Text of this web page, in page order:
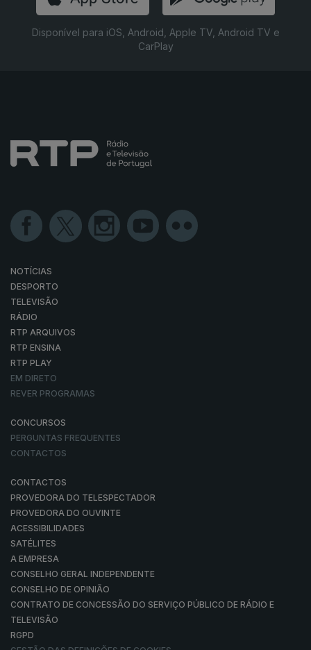
Disponível para iOS, Android, Apple TV, Android TV e
CarPlay
NOTÍCIAS
DESPORTO
TELEVISÃO
RÁDIO
RTP ARQUIVOS
RTP ENSINA
RTP PLAY
EM DIRETO
REVER PROGRAMAS
CONCURSOS
PERGUNTAS FREQUENTES
CONTACTOS
CONTACTOS
PROVEDORA DO TELESPECTADOR
PROVEDORA DO OUVINTE
ACESSIBILIDADES
SATÉLITES
A EMPRESA
CONSELHO GERAL INDEPENDENTE
CONSELHO DE OPINIÃO
CONTRATO DE CONCESSÃO DO SERVIÇO PÚBLICO DE RÁDIO E
TELEVISÃO
RGPD